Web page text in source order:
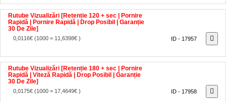
Rutube Vizualizări [Retenție 120 + sec | Pornire
Rapidă | Pornire Rapidă | Drop Posibil | Garanție
30 De Zile]
0,0116€(1000 = 11,6398€ )
Rutube Vizualizări [Retenție 180 + sec | Pornire
Rapidă | Viteză Rapidă | Drop Posibil | Garanție
30 De Zile]
0,0175€(1000 = 17,4649€ )